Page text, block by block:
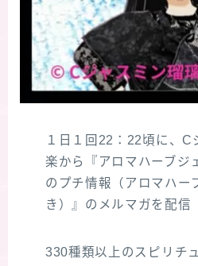
１日１回22：22頃に、C
楽から『アロマハーブジ
のプチ情報（アロマハー
き）』のメルマガを配信
330種類以上のスピリチ